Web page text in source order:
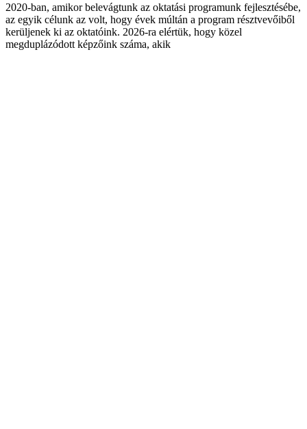
2020-ban, amikor belevágtunk az oktatási programunk fejlesztésébe,
az egyik célunk az volt, hogy évek múltán a program résztvevőiből
kerüljenek ki az oktatóink. 2026-ra elértük, hogy közel
megduplázódott képzőink száma, akik